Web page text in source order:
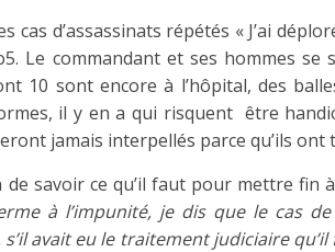
cas d’assassinats répétés « J’ai
Le commandant et ses hommes
10 sont encore à l’hôpital, des
il y en a qui risquent être
jamais interpellés parce qu’ils
savoir ce qu’il faut pour mettre fin
à l’impunité, je dis que le cas
s’il avait eu le traitement judiciaire